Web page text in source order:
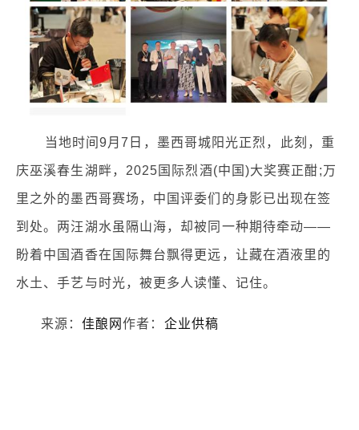
当地时间9月7日，墨西哥城阳光正烈，此刻，重
庆巫溪春生湖畔，2025国际烈酒(中国)大奖赛正酣;万
里之外的墨西哥赛场，中国评委们的身影已出现在签
到处。两汪湖水虽隔山海，却被同一种期待牵动——
盼着中国酒香在国际舞台飘得更远，让藏在酒液里的
水土、手艺与时光，被更多人读懂、记住。
来源： 佳酿网作者： 企业供稿